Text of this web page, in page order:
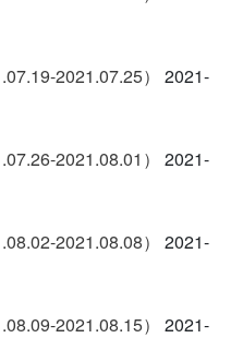
2021.07.25）
2021-
2021.08.01 ）
2021-
2021.08.08）
2021-
2021.08.15）
2021-